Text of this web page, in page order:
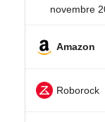
novembre
Amazon
Roborock